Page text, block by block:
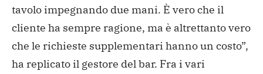
tavolo impegnando due mani. È vero che il
cliente ha sempre ragione, ma è altrettanto vero
che le richieste supplementari hanno un costo”,
ha replicato il gestore del bar. Fra i vari